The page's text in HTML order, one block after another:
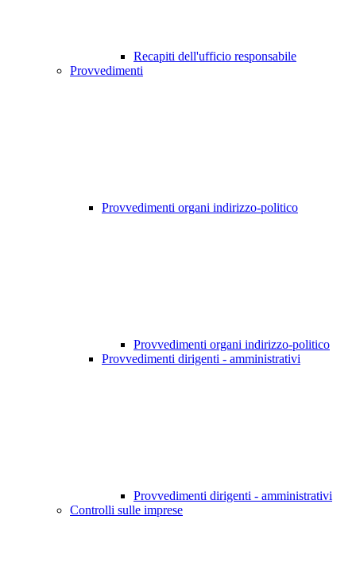
Recapiti dell'ufficio responsabile
Provvedimenti
Provvedimenti organi indirizzo-politico
Provvedimenti organi indirizzo-politico
Provvedimenti dirigenti - amministrativi
Provvedimenti dirigenti - amministrativi
Controlli sulle imprese